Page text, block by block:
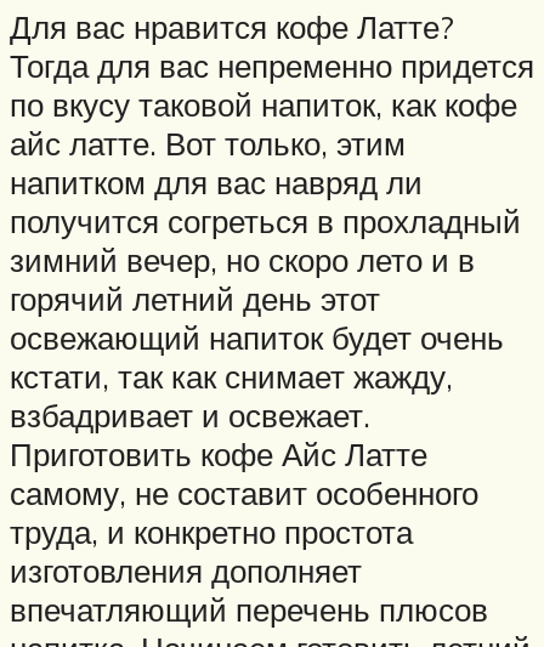
Для вас нравится кофе Латте?
Тогда для вас непременно придется
по вкусу таковой напиток, как кофе
айс латте. Вот только, этим
напитком для вас навряд ли
получится согреться в прохладный
зимний вечер, но скоро лето и в
горячий летний день этот
освежающий напиток будет очень
кстати, так как снимает жажду,
взбадривает и освежает.
Приготовить кофе Айс Латте
самому, не составит особенного
труда, и конкретно простота
изготовления дополняет
впечатляющий перечень плюсов